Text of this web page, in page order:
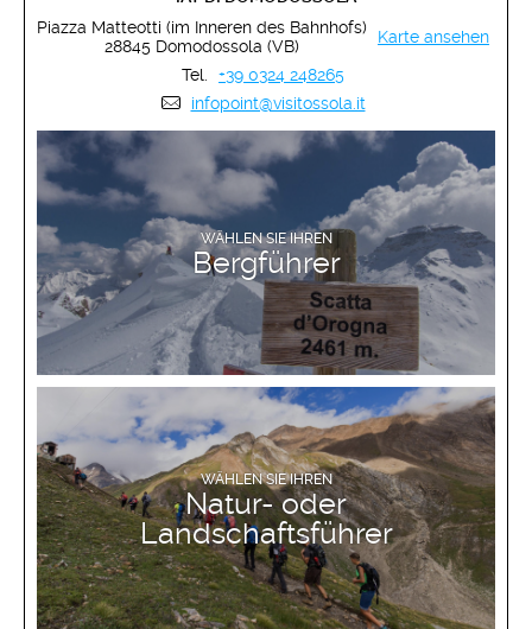
WÄHLEN SIE IHREN
Bergführer
MEHR ERFAHREN
Piazza Matteotti (im Inneren des Bahnhofs)
28845 Domodossola (VB)
Karte ansehen
Tel.
+39 0324 248265
infopoint@visitossola.it
WÄHLEN SIE IHREN
Natur- oder
Landschaftsführer
MEHR ERFAHREN